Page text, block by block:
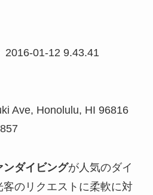
Ave, Honolulu, HI 96816
ンダイビングが人気のダイ
客のリクエストに柔軟に対